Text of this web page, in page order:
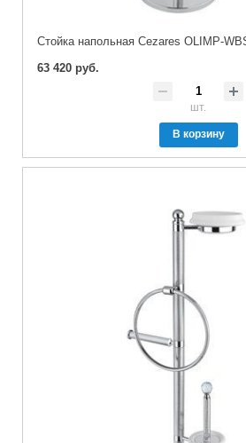
Стойка напольная Cezares OLIMP-
63 420 руб.
шт.
В корзину